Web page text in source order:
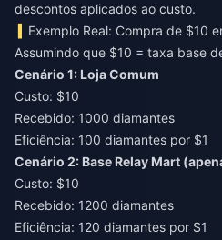
descontos aplicados ao custo.
Exemplo Real: Compra de $10
Assumindo que $10 = taxa base
Cenário 1: Loja Comum
Custo: $10
Recebido: 1000 diamantes
Eficiência: 100 diamantes por $1
Cenário 2: Base Relay Mart
Custo: $10
Recebido: 1200 diamantes
Eficiência: 120 diamantes por $1